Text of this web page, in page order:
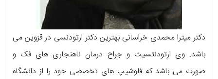
دکتر میترا محمدی خراسانی بهترین دکتر ارتودنسی در قزوین می
باشد. وی ارتودنتسیت و جراح درمان ناهنجاری های فک و
صورت می باشد که فلوشیپ های تخصصی خود را از دانشگاه